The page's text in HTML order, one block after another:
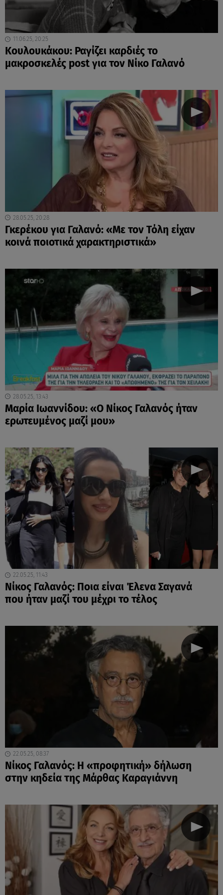
11.06.25, 20:25
Κουλουκάκου: Ραγίζει καρδιές το
μακροσκελές post για τον Νίκο Γαλανό
28.05.25, 20:28
Γκερέκου για Γαλανό: «Mε τον Τόλη είχαν
κοινά ποιοτικά χαρακτηριστικά»
28.05.25, 13:43
Μαρία Ιωαννίδου: «Ο Νίκος Γαλανός ήταν
ερωτευμένος μαζί μου»
22.05.25, 11:43
Νίκος Γαλανός: Ποια είναι Έλενα Σαγανά
που ήταν μαζί του μέχρι το τέλος
22.05.25, 08:37
Νίκος Γαλανός: Η «προφητική» δήλωση
στην κηδεία της Μάρθας Καραγιάννη